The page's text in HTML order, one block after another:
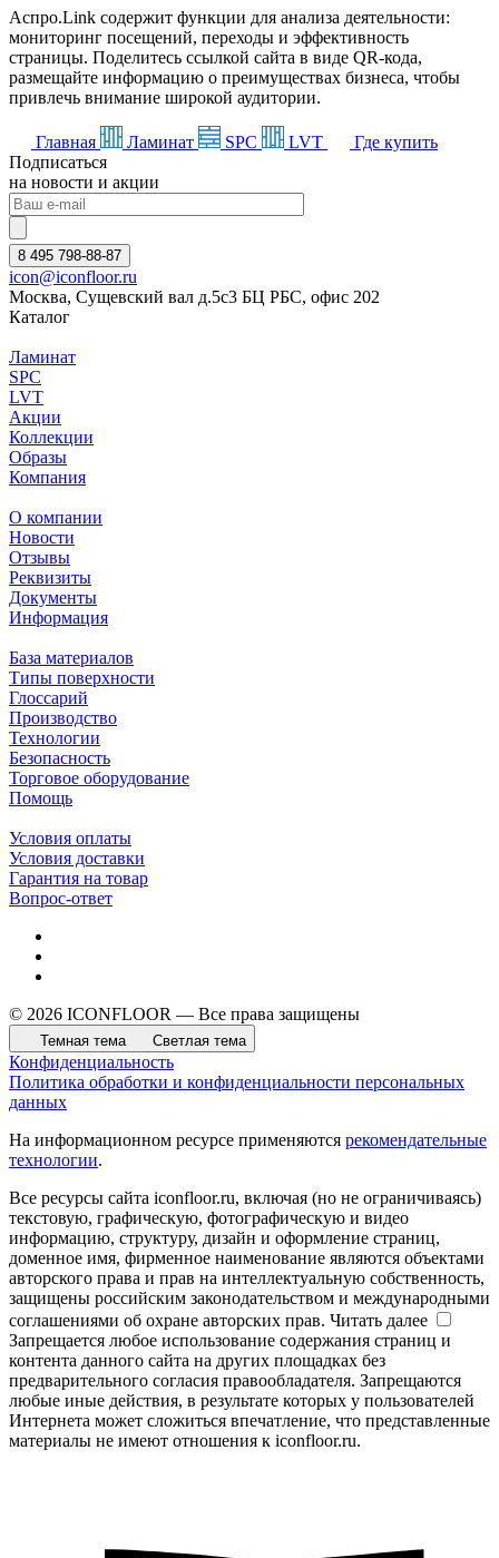
Аспро.Link содержит функции для анализа деятельности:
мониторинг посещений, переходы и эффективность
страницы. Поделитесь ссылкой сайта в виде QR-кода,
размещайте информацию о преимуществах бизнеса, чтобы
привлечь внимание широкой аудитории.
Главная Ламинат SPC LVT
Где купить
Подписаться
на новости и акции
8 495 798-88-87
icon@iconfloor.ru
Москва, Сущевский вал д.5с3 БЦ РБС, офис 202
Каталог
Ламинат
SPC
LVT
Акции
Коллекции
Образы
Компания
О компании
Новости
Отзывы
Реквизиты
Документы
Информация
База материалов
Типы поверхности
Глоссарий
Производство
Технологии
Безопасность
Торговое оборудование
Помощь
Условия оплаты
Условия доставки
Гарантия на товар
Вопрос-ответ
© 2026 ICONFLOOR — Все права защищены
Темная тема Светлая тема
Конфиденциальность
Политика обработки и конфиденциальности персональных
данных
На информационном ресурсе применяются рекомендательные
технологии.
Все ресурсы сайта iconfloor.ru, включая (но не ограничиваясь)
текстовую, графическую, фотографическую и видео
информацию, структуру, дизайн и оформление страниц,
доменное имя, фирменное наименование являются объектами
авторского права и прав на интеллектуальную собственность,
защищены российским законодательством и международными
соглашениями об охране авторских прав. Читать далее
Запрещается любое использование содержания страниц и
контента данного сайта на других площадках без
предварительного согласия правообладателя. Запрещаются
любые иные действия, в результате которых у пользователей
Интернета может сложиться впечатление, что представленные
материалы не имеют отношения к iconfloor.ru.